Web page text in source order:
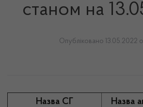
станом на
Опубліковано 13.05.2022 о
Назва СГ
Назва